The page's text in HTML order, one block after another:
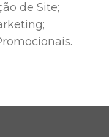
de Site;